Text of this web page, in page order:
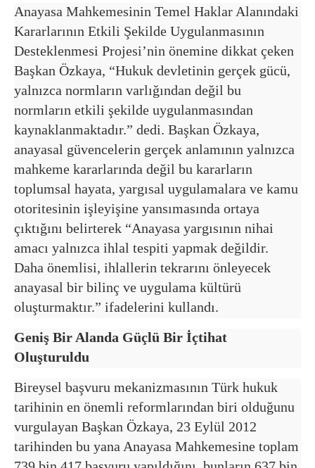
Anayasa Mahkemesinin Temel Haklar Alanındaki
Kararlarının Etkili Şekilde Uygulanmasının
Desteklenmesi Projesi’nin önemine dikkat çeken
Başkan Özkaya, “Hukuk devletinin gerçek gücü,
yalnızca normların varlığından değil bu
normların etkili şekilde uygulanmasından
kaynaklanmaktadır.” dedi. Başkan Özkaya,
anayasal güvencelerin gerçek anlamının yalnızca
mahkeme kararlarında değil bu kararların
toplumsal hayata, yargısal uygulamalara ve kamu
otoritesinin işleyişine yansımasında ortaya
çıktığını belirterek “Anayasa yargısının nihai
amacı yalnızca ihlal tespiti yapmak değildir.
Daha önemlisi, ihlallerin tekrarını önleyecek
anayasal bir bilinç ve uygulama kültürü
oluşturmaktır.” ifadelerini kullandı.
Geniş Bir Alanda Güçlü Bir İçtihat
Oluşturuldu
Bireysel başvuru mekanizmasının Türk hukuk
tarihinin en önemli reformlarından biri olduğunu
vurgulayan Başkan Özkaya, 23 Eylül 2012
tarihinden bu yana Anayasa Mahkemesine toplam